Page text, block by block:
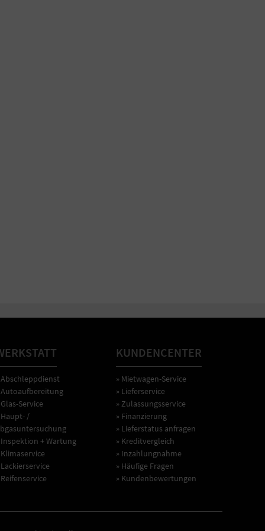
Abschleppdienst
Autoaufbereitung
Service
Haupt- /
Inspektion + Wartung
KUNDENCENTER
» Mietwagen-Service
» Lieferservice
» Zulassungsservice
» Finanzierung
» Lieferstatus anfragen
» Kreditvergleich
» Inzahlungnahme
» Häufige Fragen
» Kundenbewertungen